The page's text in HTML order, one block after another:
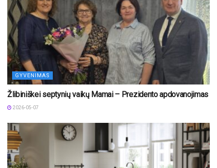
GYVENIMAS
Žlibiniškei septynių vaikų Mamai – Prezidento apdovanojimas
2026-05-07